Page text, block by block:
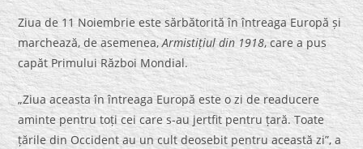
Ziua de 11 Noiembrie este sărbătorită în întreaga Europă și
marchează, de asemenea,Armistițiul din 1918, care a pus
capăt Primului Război Mondial.
„Ziua aceasta în întreaga Europă este o zi de readucere
aminte pentru toți cei care s-au jertfit pentru țară. Toate
țările din Occident au un cult deosebit pentru această zi”, a